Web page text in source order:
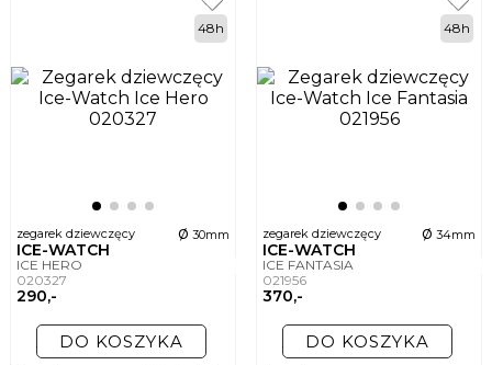
zegarek dziewczęcy ø 30mm
ICE-WATCH
ICE HERO
020327
290,-
48h
DO KOSZYKA
zegarek dziewczęcy ø 34mm
ICE-WATCH
ICE FANTASIA
021956
370,-
48h
DO KOSZYKA